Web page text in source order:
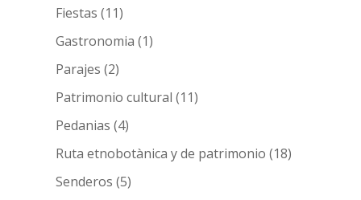
Fiestas (11)
Gastronomia (1)
Parajes (2)
Patrimonio cultural (11)
Pedanias (4)
Ruta etnobotànica y de patrimonio (18)
Senderos (5)